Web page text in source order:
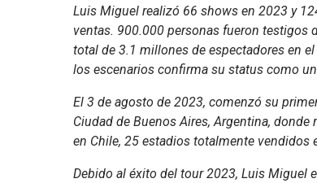
Luis Miguel realizó 66 shows en 2023 y
ventas. 900.000 personas fueron testigos
total de 3.1 millones de espectadores en
los escenarios confirma su status como
El 3 de agosto de 2023, comenzó su
Ciudad de Buenos Aires, Argentina,
en Chile, 25 estadios totalmente vendidos
Debido al éxito del tour 2023, Luis Miguel